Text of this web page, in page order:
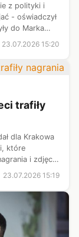
z polityki i
- oświadczył
do Marka
23.07.2026 15:20
trafiły
dla Krakowa
które
i zdjęcia
23.07.2026 15:19